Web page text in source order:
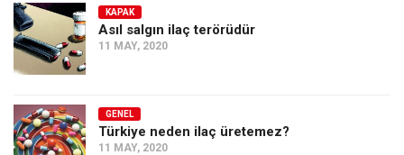
KAPAK
Asıl salgın ilaç terörüdür
11 MAY, 2020
GENEL
Türkiye neden ilaç üretemez?
11 MAY, 2020